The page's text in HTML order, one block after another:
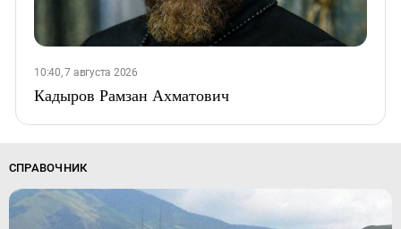
10:40, 7 августа 2026
Кадыров Рамзан Ахматович
СПРАВОЧНИК